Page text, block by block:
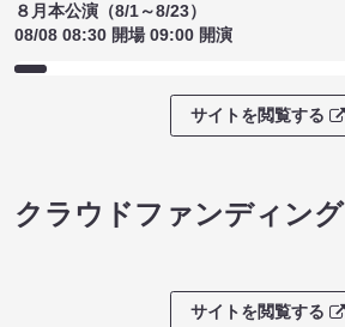
８月本公演（8/1～8/23）
08/08 08:30 開場 09:00 開演
サイトを閲覧する
クラウドファンディング
サイトを閲覧する